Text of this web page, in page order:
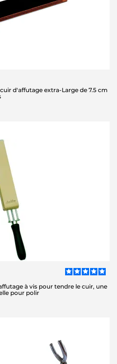
d'affutage extra-Large de 7.5 cm
à vis pour tendre le cuir, une
pour polir